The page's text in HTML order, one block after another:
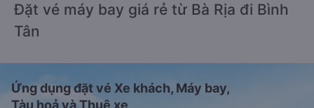
Đặt vé máy bay giá rẻ từ Bà Rịa đi Bình
Tân
Ứng dụng đặt vé Xe khách, Máy bay,
Tàu hoả và Thuê xe